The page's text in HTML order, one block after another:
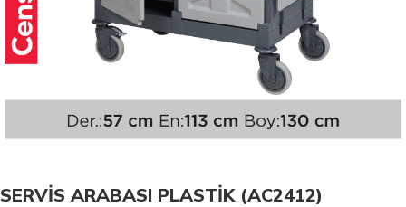
SERVİS ARABASI PLASTİK (AC2412)